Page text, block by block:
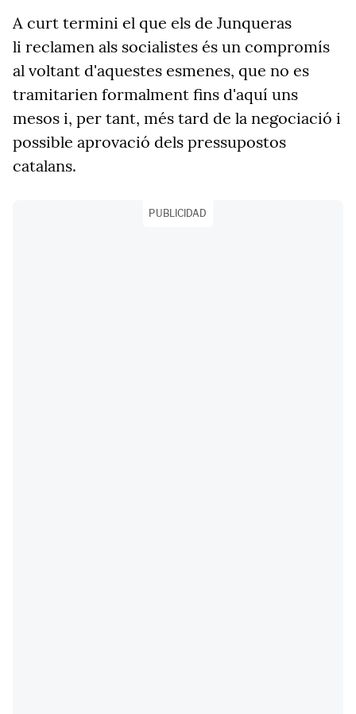
A curt termini el que els de Junqueras
li reclamen als socialistes és un compromís
al voltant d'aquestes esmenes, que no es
tramitarien formalment fins d'aquí uns
mesos i, per tant, més tard de la negociació i
possible aprovació dels pressupostos
catalans.
PUBLICIDAD